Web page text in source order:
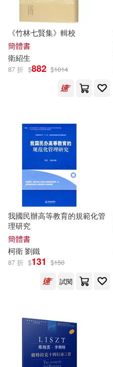
鈴見敦(15)
（北宋）李成等(15)
（美）傑夫·布朗(15)
（美）尼古拉·特斯拉(15)
（英）簡·奧斯丁(15)
(英)狄更斯(14)
サイトウケンジ(14)
上海書畫出版社(14)
著作編譯局 編譯
李儀祉(14)
中國農業出版社(87)
光明日報出版社(87)
知識產權出版社(87)
木馬文化(86)
北京師範大學出版社(84)
海豚出版社(84)
九州出版社(83)
三采(82) 遼寧人
BR Klassik(81)
上海教育出版社(81)
《竹林七賢集》輯校
簡體書
衛紹生
87 折 $882 $1014
我國民辦高等教育的規範化管
理研究
簡體書
柯衛劉鐵
87 折 $131 $150
試閱